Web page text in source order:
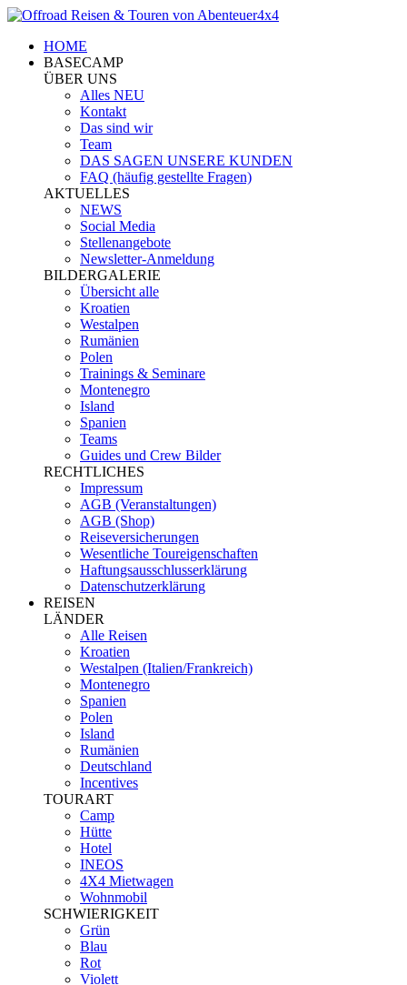
HOME
BASECAMP
ÜBER UNS
Alles NEU
Kontakt
Das sind wir
Team
DAS SAGEN UNSERE KUNDEN
FAQ (häufig gestellte Fragen)
AKTUELLES
NEWS
Social Media
Stellenangebote
Newsletter-Anmeldung
BILDERGALERIE
Übersicht alle
Kroatien
Westalpen
Rumänien
Polen
Trainings & Seminare
Montenegro
Island
Spanien
Teams
Guides und Crew Bilder
RECHTLICHES
Impressum
AGB (Veranstaltungen)
AGB (Shop)
Reiseversicherungen
Wesentliche Toureigenschaften
Haftungsausschlusserklärung
Datenschutzerklärung
REISEN
LÄNDER
Alle Reisen
Kroatien
Westalpen (Italien/Frankreich)
Montenegro
Spanien
Polen
Island
Rumänien
Deutschland
Incentives
TOURART
Camp
Hütte
Hotel
INEOS
4X4 Mietwagen
Wohnmobil
SCHWIERIGKEIT
Grün
Blau
Rot
Violett